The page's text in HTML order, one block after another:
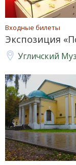
Входные билеты
Экспозиция
Угличский